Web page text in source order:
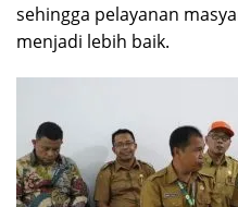
sehingga pelayanan
menjadi lebih baik.